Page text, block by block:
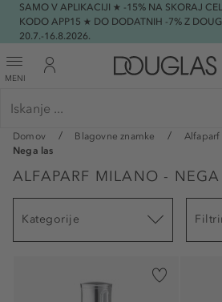
SAMO V APLIKACIJI ★ -15% NA SKORAJ
KODO APP15 ★ DO DODATNIH -7% Z
20.7.-16.8.2026.
MENI
Domov Blagovne znamke
Nega las
ALFAPARF MILANO - NEGA
Kategorije